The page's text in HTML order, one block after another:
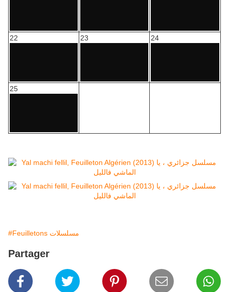
22 23 24
25
#Feuilletons مسلسلات
Partager